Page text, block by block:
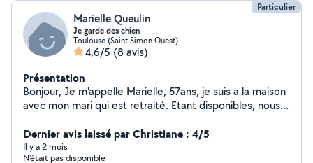
Particulier
Marielle Queulin
Je garde des chien
Toulouse (Saint Simon Ouest)
4,6/5 (8 avis)
Présentation
Bonjour, Je m'appelle Marielle, 57ans, je suis a la maison
avec mon mari qui est retraité. Etant disponibles, nous
disposons d'un jardin sécurisé. Nous avons l'habitude de
garder des chiens: golden, cavalier, labrador,... Je reste
Dernier avis laissé par Christiane : 4/5
Il y a 2 mois
N'était pas disponible